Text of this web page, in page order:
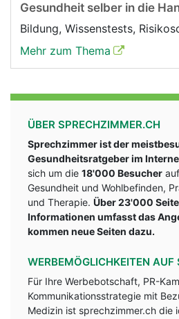
Gesundheit selber in die
Bildung, Wissenstests,
Mehr zum Thema
ÜBER SPRECHZIMMER.CH
Sprechzimmer ist der
Gesundheitsratgeber im
sich um die 18'000 Besucher
Gesundheit und Wohlbefinden,
und Therapie. Über 23'000
Informationen umfasst das
kommen neue Seiten dazu.
WERBEMÖGLICHKEITEN AUF
Für Ihre Werbebotschaft, PR-
Kommunikationsstrategie mit
Medizin ist sprechzimmer.ch die